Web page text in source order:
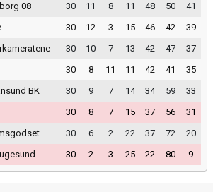
08 30 11 8 11 48 50
41
30 12 3 15 46 42
39
30 10 7 13 42 47
37
30 8 11 11 42 41
35
BK 30 9 7 14 34 59
33
30 8 7 15 37 56
31
30 6 2 22 37 72
20
30 2 3 25 22 80 9